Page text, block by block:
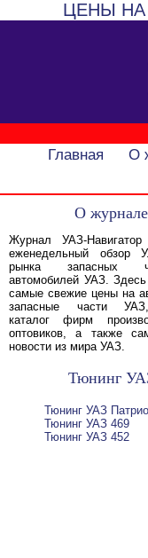
ЦЕНЫ НА
Главная О
О журнале
Журнал УАЗ-Навигатор
еженедельный обзор
рынка запасных
автомобилей УАЗ.
самые свежие цены на
запасные части
каталог фирм
оптовиков, а также
новости из мира УАЗ.
Тюнинг
Тюнинг УАЗ
Тюнинг УАЗ 469
Тюнинг УАЗ 452